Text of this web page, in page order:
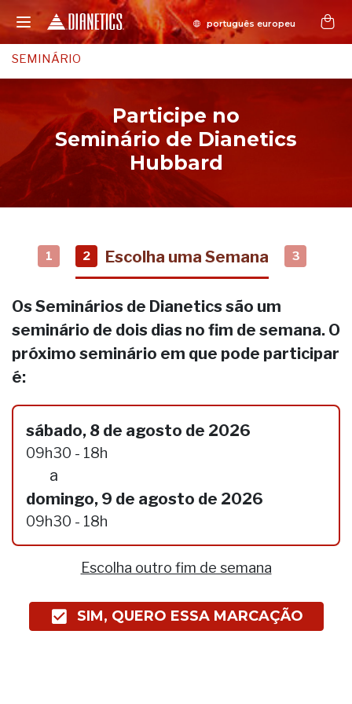
SEMINÁRIO
Participe no
Seminário de Dianetics
Hubbard
1 2 Escolha uma Semana 3
Os Seminários de Dianetics são um
seminário de dois dias no fim de semana. O
próximo seminário em que pode participar
é:
sábado, 8 de agosto de 2026
09h30 - 18h
a
domingo, 9 de agosto de 2026
09h30 - 18h
Escolha outro fim de semana
SIM, QUERO ESSA MARCAÇÃO